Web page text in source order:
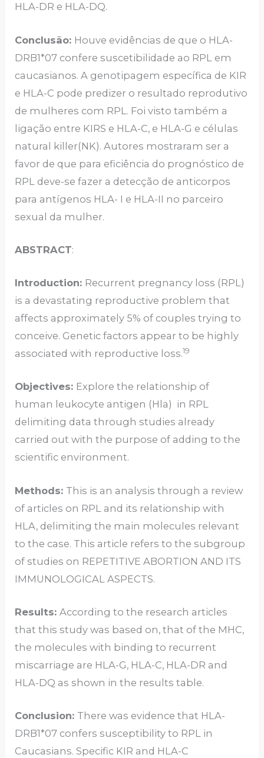
HLA-DR e HLA-DQ.
Conclusão: Houve evidências de que o HLA-
DRB1*07 confere suscetibilidade ao RPL em
caucasianos. A genotipagem específica de KIR
e HLA-C pode predizer o resultado reprodutivo
de mulheres com RPL. Foi visto também a
ligação entre KIRS e HLA-C, e HLA-G e células
natural killer(NK). Autores mostraram ser a
favor de que para eficiência do prognóstico de
RPL deve-se fazer a detecção de anticorpos
para antígenos HLA- I e HLA-II no parceiro
sexual da mulher.
ABSTRACT:
Introduction: Recurrent pregnancy loss (RPL)
is a devastating reproductive problem that
affects approximately 5% of couples trying to
conceive. Genetic factors appear to be highly
associated with reproductive loss.19
Objectives: Explore the relationship of
human leukocyte antigen (Hla) in RPL
delimiting data through studies already
carried out with the purpose of adding to the
scientific environment.
Methods: This is an analysis through a review
of articles on RPL and its relationship with
HLA, delimiting the main molecules relevant
to the case. This article refers to the subgroup
of studies on REPETITIVE ABORTION AND ITS
IMMUNOLOGICAL ASPECTS.
Results:According to the research articles
that this study was based on, that of the MHC,
the molecules with binding to recurrent
miscarriage are HLA-G, HLA-C, HLA-DR and
HLA-DQ as shown in the results table.
Conclusion: There was evidence that HLA-
DRB1*07 confers susceptibility to RPL in
Caucasians. Specific KIR and HLA-C